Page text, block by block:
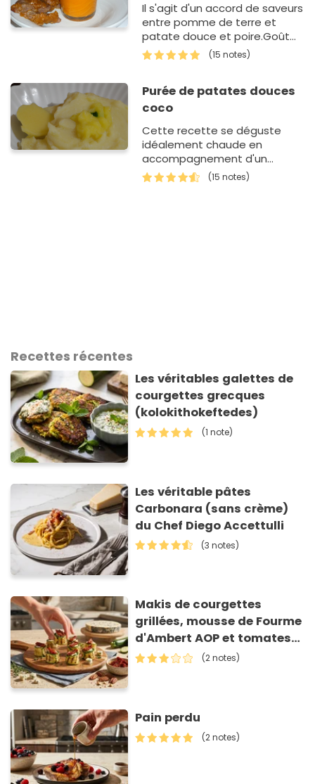
Il s'agit d'un accord de saveurs
entre pomme de terre et
patate douce et poire.Goût
suave pour un accord avec
des viandes rouges corsés.
(15 notes)
Purée de patates douces
coco
Cette recette se déguste
idéalement chaude en
accompagnement d'un
poisson, crevette ou émincé
de poulet épicé voir piquant.
(15 notes)
Recettes récentes
Les véritables galettes de
courgettes grecques
(kolokithokeftedes)
(1 note)
Les véritable pâtes
Carbonara (sans crème)
du Chef Diego Accettulli
(3 notes)
Makis de courgettes
grillées, mousse de Fourme
d'Ambert AOP et tomates
séchées
(2 notes)
Pain perdu
(2 notes)